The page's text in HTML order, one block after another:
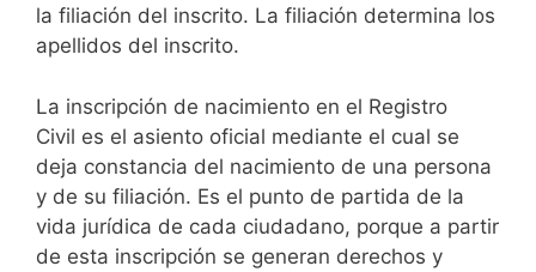
la filiación del inscrito. La filiación determina los
apellidos del inscrito.
La inscripción de nacimiento en el Registro
Civil es el asiento oficial mediante el cual se
deja constancia del nacimiento de una persona
y de su filiación. Es el punto de partida de la
vida jurídica de cada ciudadano, porque a partir
de esta inscripción se generan derechos y